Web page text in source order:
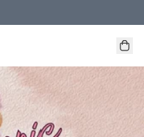
3件85折/5件8折】
】
3件85折
/5件8折】
/5件8折】
OIL 組2件88折/3件85折】
】
/3件85折/4件或以上8折】
!! 記得去賬户資料填上生日日期啦 !